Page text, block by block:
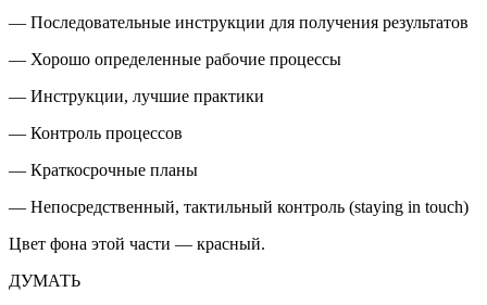
— Последовательные инструкции для получения результатов
— Хорошо определенные рабочие процессы
— Инструкции, лучшие практики
— Контроль процессов
— Краткосрочные планы
— Непосредственный, тактильный контроль (staying in touch)
Цвет фона этой части — красный.
ДУМАТЬ